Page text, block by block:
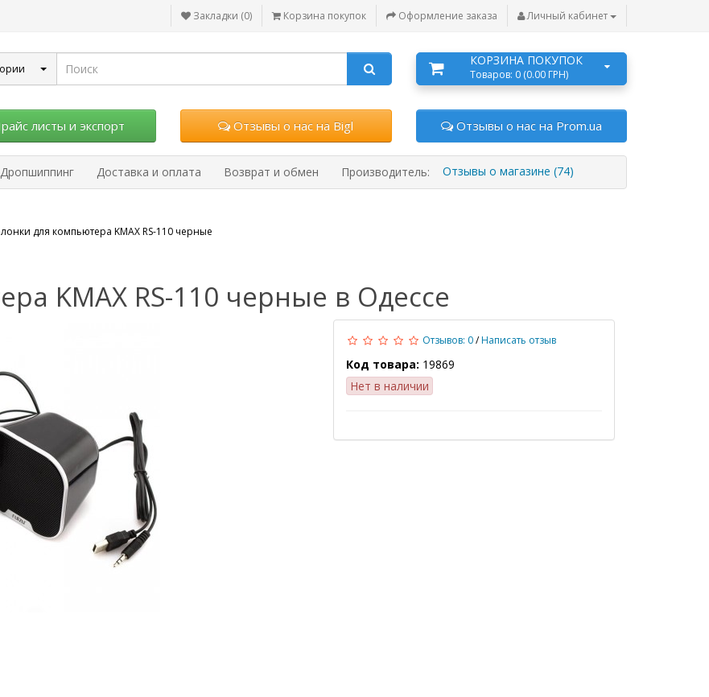
Закладки (0) Корзина покупок Оформление заказа Личный кабинет
КОРЗИНА ПОКУПОК
Товаров: 0 (0.00 ГРН)
листы и экспорт Отзывы о нас на Bigl Отзывы о нас на Prom.ua
Дропшиппинг Доставка и оплата Возврат и обмен Производитель: Отзывы о магазине (74)
для компьютера KMAX RS-110 черные
KMAX RS-110 черные в Одессе
Отзывов: 0/Написать отзыв
Код товара: 19869
Нет в наличии